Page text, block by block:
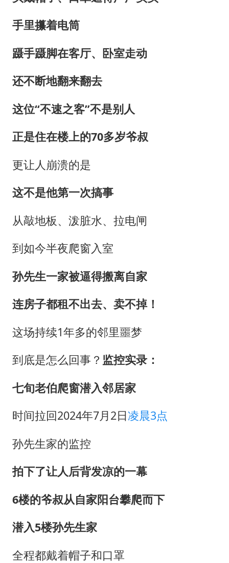
手里攥着电筒
蹑手蹑脚在客厅、卧室走动
还不断地翻来翻去
这位“不速之客”不是别人
正是住在楼上的70多岁爷叔
更让人崩溃的是
这不是他第一次搞事
从敲地板、泼脏水、拉电闸
到如今半夜爬窗入室
孙先生一家被逼得搬离自家
连房子都租不出去、卖不掉！
这场持续1年多的邻里噩梦
到底是怎么回事？ 监控实录：
七旬老伯爬窗潜入邻居家
时间拉回2024年7月2日凌晨3点
孙先生家的监控
拍下了让人后背发凉的一幕
6楼的爷叔从自家阳台攀爬而下
潜入5楼孙先生家
全程都戴着帽子和口罩